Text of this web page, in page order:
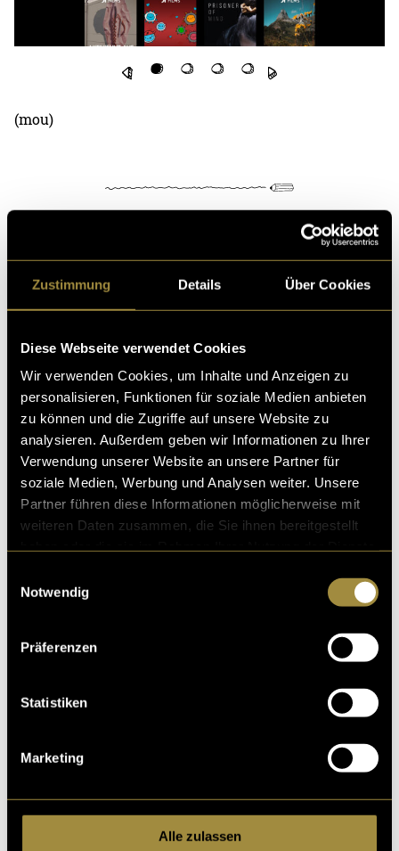
Zustimmung Details Über Cookies
Diese Webseite verwendet Cookies
Wir verwenden Cookies, um Inhalte und Anzeigen zu
personalisieren, Funktionen für soziale Medien anbieten
zu können und die Zugriffe auf unsere Website zu
analysieren. Außerdem geben wir Informationen zu Ihrer
Verwendung unserer Website an unsere Partner für
soziale Medien, Werbung und Analysen weiter. Unsere
Partner führen diese Informationen möglicherweise mit
weiteren Daten zusammen, die Sie ihnen bereitgestellt
Notwendig
Präferenzen
Statistiken
Marketing
Alle zulassen
(mou)
Kritik
Ähnliche Artikel